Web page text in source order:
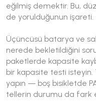
eğilmiş demektir. Bu,
de yorulduğunun işareti.
Üçüncüsü batarya ve
nerede bekletildiğini
paketlerde kapasite
bir kapasite testi
yapın — boş bisikletde
tellerin durumu da fark